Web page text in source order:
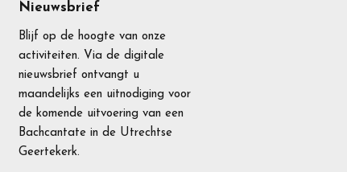
Nieuwsbrief
Blijf op de hoogte van onze
activiteiten. Via de digitale
nieuwsbrief ontvangt u
maandelijks een uitnodiging voor
de komende uitvoering van een
Bachcantate in de Utrechtse
Geertekerk.